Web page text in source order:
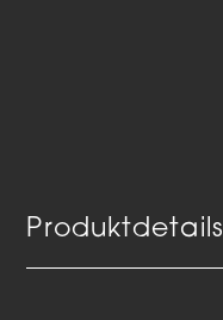
Produktdetails